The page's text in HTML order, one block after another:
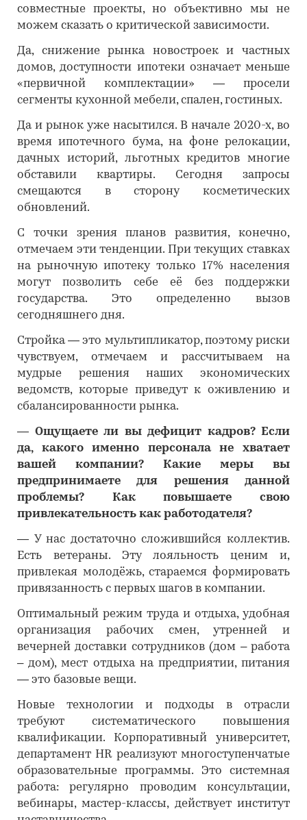
совместные проекты, но объективно мы не
можем сказать о критической зависимости.
Да, снижение рынка новостроек и частных
домов, доступности ипотеки означает меньше
«первичной комплектации» — просели
сегменты кухонной мебели, спален, гостиных.
Да и рынок уже насытился. В начале 2020-х, во
время ипотечного бума, на фоне релокации,
дачных историй, льготных кредитов многие
обставили квартиры. Сегодня запросы
смещаются в сторону косметических
обновлений.
С точки зрения планов развития, конечно,
отмечаем эти тенденции. При текущих ставках
на рыночную ипотеку только 17% населения
могут позволить себе её без поддержки
государства. Это определенно вызов
сегодняшнего дня.
Стройка — это мультипликатор, поэтому риски
чувствуем, отмечаем и рассчитываем на
мудрые решения наших экономических
ведомств, которые приведут к оживлению и
сбалансированности рынка.
― Ощущаете ли вы дефицит кадров? Если
да, какого именно персонала не хватает
вашей компании? Какие меры вы
предпринимаете для решения данной
проблемы? Как повышаете свою
привлекательность как работодателя?
― У нас достаточно сложившийся коллектив.
Есть ветераны. Эту лояльность ценим и,
привлекая молодёжь, стараемся формировать
привязанность с первых шагов в компании.
Оптимальный режим труда и отдыха, удобная
организация рабочих смен, утренней и
вечерней доставки сотрудников (дом – работа
– дом), мест отдыха на предприятии, питания
— это базовые вещи.
Новые технологии и подходы в отрасли
требуют систематического повышения
квалификации. Корпоративный университет,
департамент HR реализуют многоступенчатые
образовательные программы. Это системная
работа: регулярно проводим консультации,
вебинары, мастер-классы, действует институт